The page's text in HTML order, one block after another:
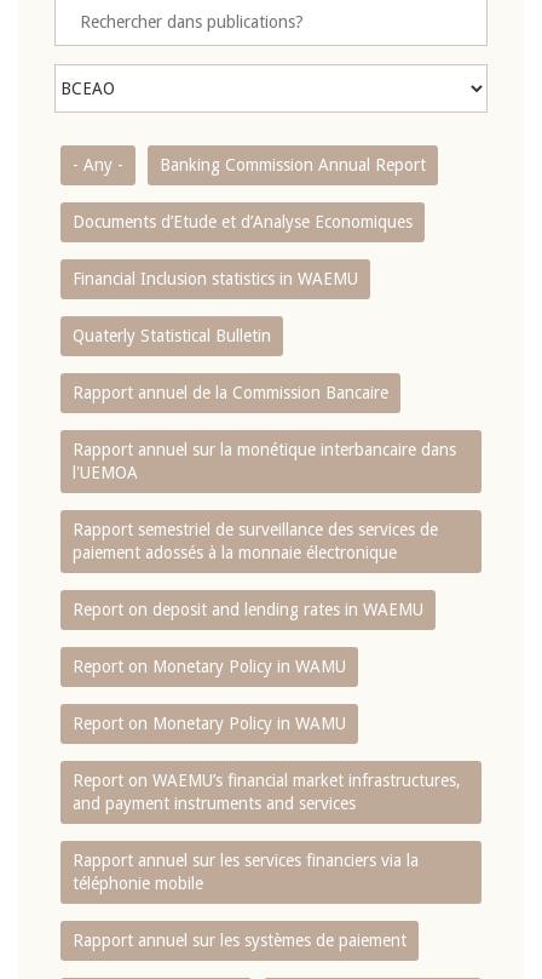
- Any - Banking Commission Annual Report
Documents d’Etude et d’Analyse Economiques
Financial Inclusion statistics in WAEMU
Quaterly Statistical Bulletin
Rapport annuel de la Commission Bancaire
Rapport annuel sur la monétique interbancaire dans
l'UEMOA
Rapport semestriel de surveillance des services de
paiement adossés à la monnaie électronique
Report on deposit and lending rates in WAEMU
Report on Monetary Policy in WAMU
Report on Monetary Policy in WAMU
Report on WAEMU’s financial market infrastructures,
and payment instruments and services
Rapport annuel sur les services financiers via la
téléphonie mobile
Rapport annuel sur les systèmes de paiement